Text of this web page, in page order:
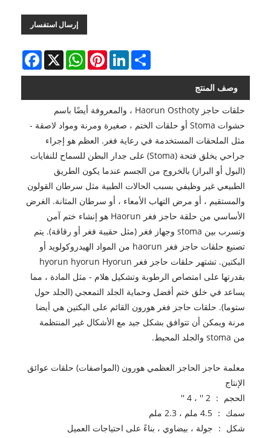
إرسال استفسار
Facebook X
WhatsAppPinterestLinkedInShare
وصف المنتج
حلقات حاجز Haorun Osthoty ، والمعروفة أيضًا باسم
حشوات Stoma أو حلقات الختم ، صغيرة ومرنة ومواد لاصقة -
مثل الملحقات المستخدمة في رعاية فغر. العظم هو إجراء
جراحي يخلق فتحة (Stoma) على جدار البطن للسماح للنفايات
(البول أو البراز) بالخروج من الجسم عندما يكون الطريق
الطبيعي غير وظيفي بسبب الحالات الطبية مثل سرطان القولون
والمستقيم ، أو مرض التهاب الأمعاء ، أو سرطان المثانة. الغرض
الأساسي من حلقة حاجز فغر Haorun هو إنشاء ختم آمن
وتسرب بين stoma وجهاز فغر (مثل حقيبة فغر أو رقاقة). يتم
تصنيع حلقات حاجز فغر haorun من المواد الهيدروكولويد أو
البكتين. تشتهر حلقات حاجز فغر hyorun hyorun Hyorun
بقدرتها على امتصاص الرطوبة وتشكيل هلام - مثل المادة ، مما
يساعد في خلق ختم أفضل وحماية الجلد التمعجي (الجلد حول
ستوما). حلقات حاجز فغر هورون القائم على البكتين هي أيضا
مرنة ويمكن أن تتوافق بشكل جيد مع الأشكال غير المنتظمة
من stoma والجلد المحيط.
معلمة حاجز الحاجز العظمي هورون (المواصفات) حلقات عوائق
الإنتاج
الحجم ： 2 '' ، 4 ''
سمك ： 4.5 ملم ، 2.3 ملم
شكل ： جولة ، بيضاوي ، بناءً على احتياجات العميل